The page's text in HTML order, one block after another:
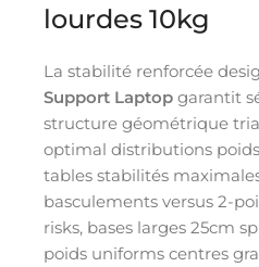
lourdes 10kg
La stabilité renforcée
Support Laptop garantit
structure géométrique
optimal distributions
tables stabilités
basculements versus 2-
risks, bases larges 25cm
poids uniforms centres